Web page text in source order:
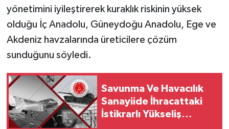
yönetimini iyileştirerek kuraklık riskinin yüksek
olduğu İç Anadolu, Güneydoğu Anadolu, Ege ve
Akdeniz havzalarında üreticilere çözüm
sunduğunu söyledi.
Savunma Ve Havacılık
Sanayiide İhracattaki
İstikrarlı Yükseliş